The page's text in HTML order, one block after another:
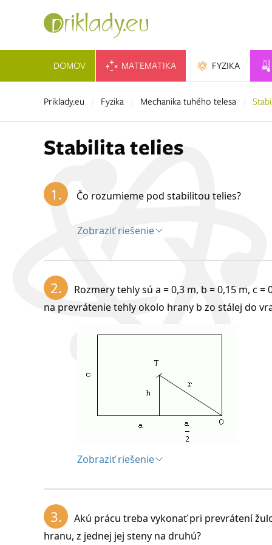
DOMOV MATEMATIKA FYZIKA
Priklady.eu Fyzika Mechanika tuhého telesa
Stabilita telies
1. Čo rozumieme pod stabilitou telies?
Zobraziť riešenie
a.) Poloha stála (stabilná) – teleso po
c.) Poloha vratká (labilná) – teleso sa
r –
2.
Rozmery tehly sú a = 0,3 m, b = 0,15 m, c
na prevrátenie tehly okolo hrany b zo stálej do
Zobraziť riešenie
a = 0,3 m, b = 0,15 m, c = 0,06 m, m = 5 kg,
3. Akú prácu treba vykonať pri prevrátení
hranu, z jednej jej steny na druhú?